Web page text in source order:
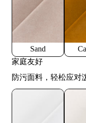
Sand
家庭友好
防污面料，轻松应对